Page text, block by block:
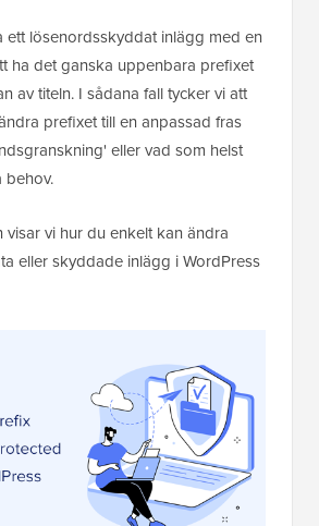
ett lösenordsskyddat inlägg med en
ha det ganska uppenbara prefixet
av titeln. I sådana fall tycker vi att
prefixet till en anpassad fras
eller vad som helst
behov.
visar vi hur du enkelt kan ändra
eller skyddade inlägg i WordPress